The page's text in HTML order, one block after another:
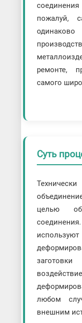
Сварка
Сварка
Сварка
Сварка
Сварка
Точечная
пожалуй,
ремонте,
самого
Суть
целью
заготовки
любом
внешним